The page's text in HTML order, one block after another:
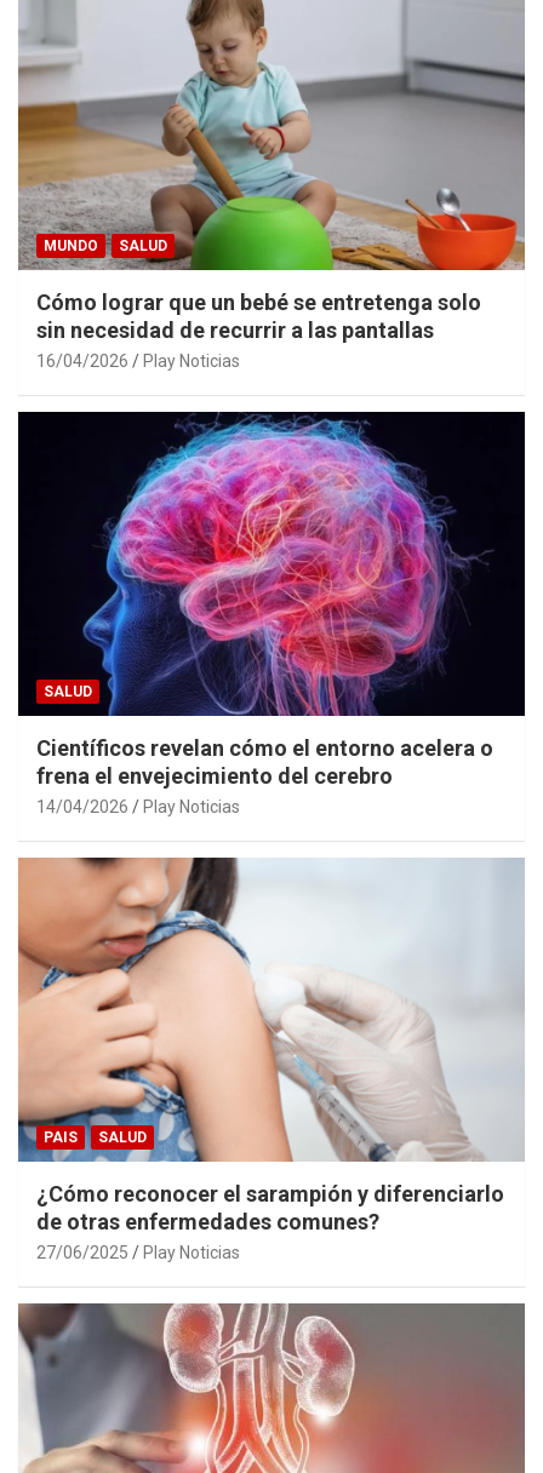
MUNDO SALUD
Cómo lograr que un bebé se entretenga solo
sin necesidad de recurrir a las pantallas
16/04/2026 Play Noticias
SALUD
Científicos revelan cómo el entorno acelera o
frena el envejecimiento del cerebro
14/04/2026 Play Noticias
PAIS SALUD
¿Cómo reconocer el sarampión y diferenciarlo
de otras enfermedades comunes?
27/06/2025 Play Noticias